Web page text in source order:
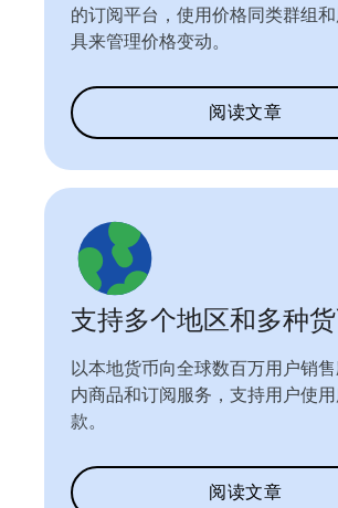
的订阅平台，使用价格同类群组
具来管理价格变动。
阅读文章
支持多个地区和多种
以本地货币向全球数百万用户销
内商品和订阅服务，支持用户使
款。
阅读文章